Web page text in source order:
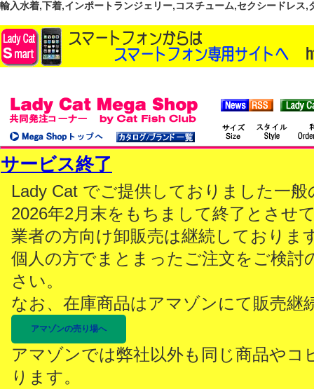
輸入水着,下着,インポートランジェリー,コスチューム,セクシードレス
サービス終了
Lady Cat でご提供しておりました一
2026年2月末をもちまして終了とさせ
業者の方向け卸販売は継続しておりま
個人の方でまとまったご注文をご検討
さい。
なお、在庫商品はアマゾンにて販売継
アマゾンの売り場へ
アマゾンでは弊社以外も同じ商品やコ
ります。